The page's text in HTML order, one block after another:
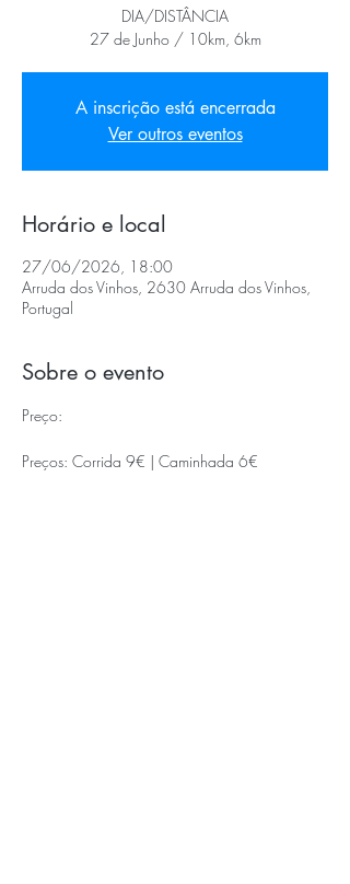
DIA/DISTÂNCIA
27 de Junho / 10km, 6km
A inscrição está encerrada
Ver outros eventos
Horário e local
27/06/2026, 18:00
Arruda dos Vinhos, 2630 Arruda dos Vinhos,
Portugal
Sobre o evento
Preço:
Preços: Corrida 9€ | Caminhada 6€